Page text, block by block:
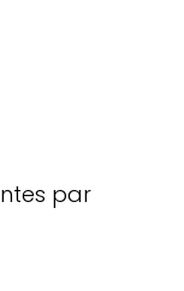
par